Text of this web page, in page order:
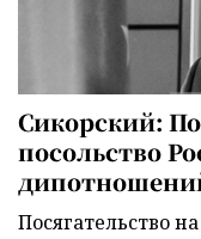
Сикорский:
посольство
Посягательство